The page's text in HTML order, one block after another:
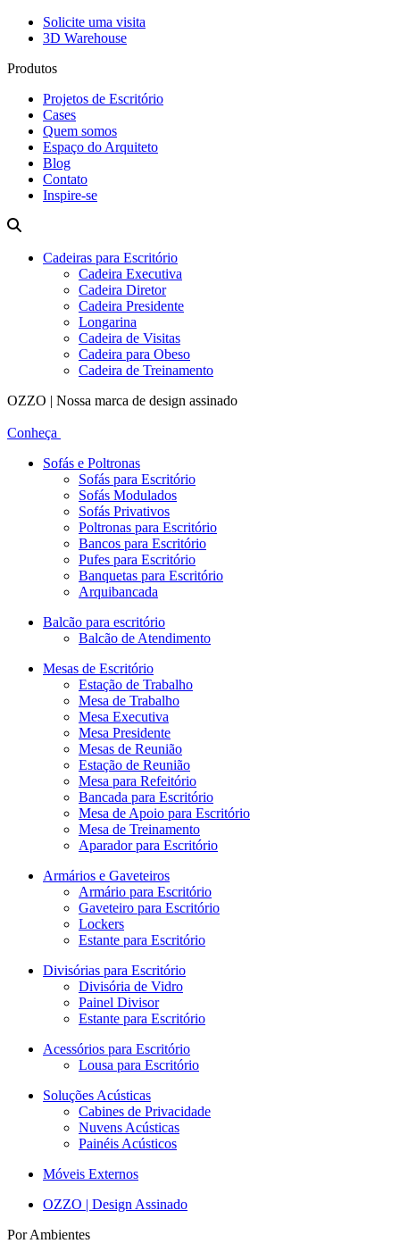
Solicite uma visita
3D Warehouse
Produtos
Projetos de Escritório
Cases
Quem somos
Espaço do Arquiteto
Blog
Contato
Inspire-se
Cadeiras para Escritório
Cadeira Executiva
Cadeira Diretor
Cadeira Presidente
Longarina
Cadeira de Visitas
Cadeira para Obeso
Cadeira de Treinamento
OZZO | Nossa marca de design assinado
Conheça
Sofás e Poltronas
Sofás para Escritório
Sofás Modulados
Sofás Privativos
Poltronas para Escritório
Bancos para Escritório
Pufes para Escritório
Banquetas para Escritório
Arquibancada
Balcão para escritório
Balcão de Atendimento
Mesas de Escritório
Estação de Trabalho
Mesa de Trabalho
Mesa Executiva
Mesa Presidente
Mesas de Reunião
Estação de Reunião
Mesa para Refeitório
Bancada para Escritório
Mesa de Apoio para Escritório
Mesa de Treinamento
Aparador para Escritório
Armários e Gaveteiros
Armário para Escritório
Gaveteiro para Escritório
Lockers
Estante para Escritório
Divisórias para Escritório
Divisória de Vidro
Painel Divisor
Estante para Escritório
Acessórios para Escritório
Lousa para Escritório
Soluções Acústicas
Cabines de Privacidade
Nuvens Acústicas
Painéis Acústicos
Móveis Externos
OZZO | Design Assinado
Por Ambientes